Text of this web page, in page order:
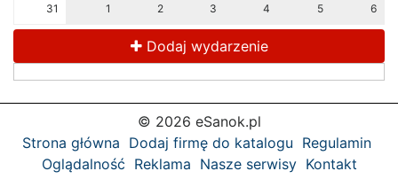
31 1 2 3 4 5 6
Dodaj wydarzenie
© 2026 eSanok.pl
Strona główna Dodaj firmę do katalogu Regulamin
Oglądalność Reklama Nasze serwisy Kontakt